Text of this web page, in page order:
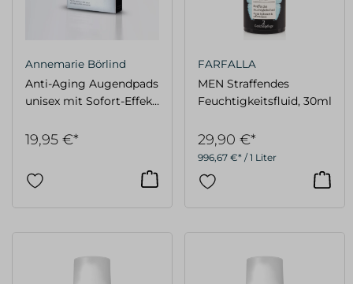
Annemarie Börlind
Anti-Aging Augendpads
unisex mit Sofort-Effekt
19,95 €*
FARFALLA
MEN Straffendes
Feuchtigkeitsfluid, 30ml
996,67 €* / 1 Liter
29,90 €*